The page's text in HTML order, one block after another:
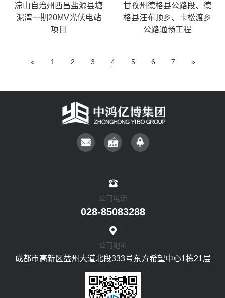
凉山自治州西昌盐源县塘
泥湾一期20MV光伏电站
项目
甘孜州德格县公路段、德
格县汪布顶乡、卡松渡乡
公路通畅工程
« 1 2 3 4 5 6 7 »
公司电话
028-85083288
公司地址
成都市高新区益州大道北段333号东方希望中心1栋21层